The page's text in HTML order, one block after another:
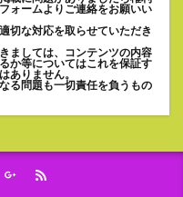
ォームよりご連絡をお願いい
切な対応を取らせていただき
ましては、コンテンツの内容
か等についてはこれを保証す
ありません。
る問題も一切責任を負うもの